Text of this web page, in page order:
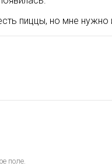
пиццы, но мне
поле.